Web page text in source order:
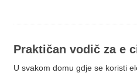
Praktičan vodič za e
U svakom domu gdje se koristi